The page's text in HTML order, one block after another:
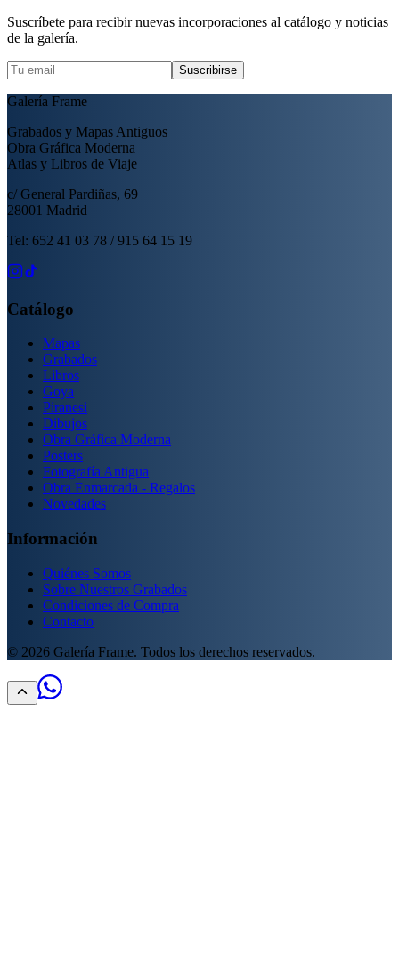
Suscríbete para recibir nuevas incorporaciones al catálogo y noticias
de la galería.
Suscribirse
Galería Frame
Grabados y Mapas Antiguos
Obra Gráfica Moderna
Atlas y Libros de Viaje
c/ General Pardiñas, 69
28001 Madrid
Tel: 652 41 03 78 / 915 64 15 19
Catálogo
Mapas
Grabados
Libros
Goya
Piranesi
Dibujos
Obra Gráfica Moderna
Posters
Fotografía Antigua
Obra Enmarcada - Regalos
Novedades
Información
Quiénes Somos
Sobre Nuestros Grabados
Condiciones de Compra
Contacto
© 2026 Galería Frame. Todos los derechos reservados.